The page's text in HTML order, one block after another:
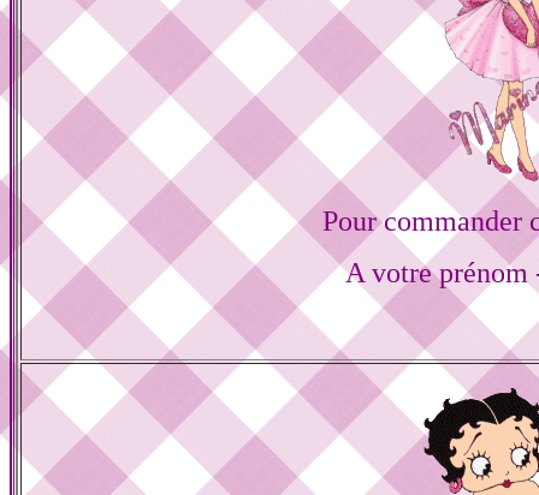
Pour commander
A votre prénom